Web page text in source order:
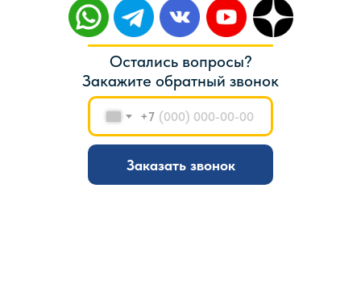
Остались вопросы?
Закажите обратный звонок
+7
Заказать звонок